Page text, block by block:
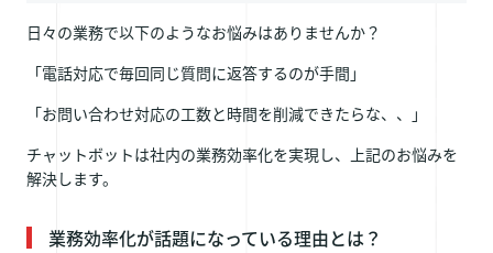
日々の業務で以下のようなお悩みはありませんか？
「電話対応で毎回同じ質問に返答するのが手間」
「お問い合わせ対応の工数と時間を削減できたらな、、」
チャットボットは社内の業務効率化を実現し、上記のお悩みを
解決します。
業務効率化が話題になっている理由とは？